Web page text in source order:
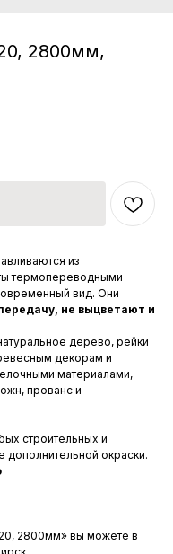
2800мм,
из
термопереводными
вид. Они
не выцветают и
дерево, рейки
декорам и
материалами,
прованс и
строительных и
окраски.
2800мм» вы можете в